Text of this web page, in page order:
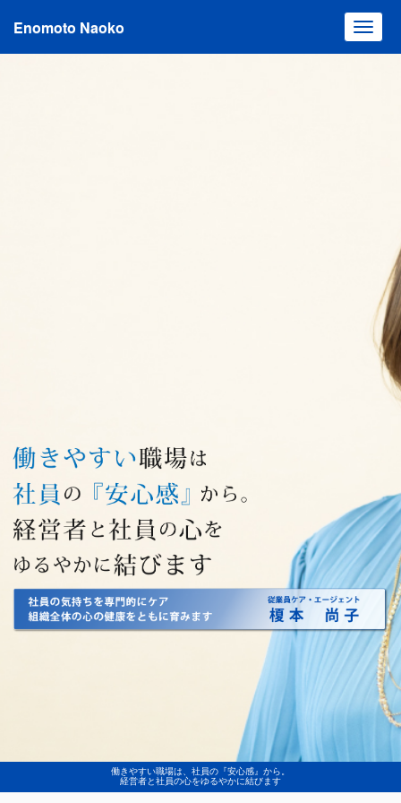
働きやすい職場は、社員の『安心感』から。
経営者と社員の心をゆるやかに結びます
Enomoto Naoko